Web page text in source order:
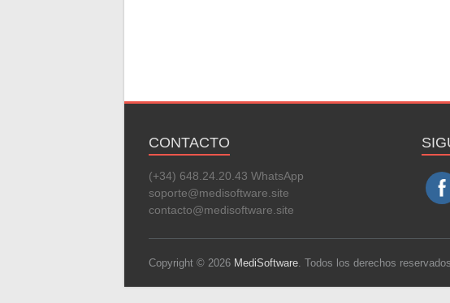
CONTACTO
(+34) 648.24.20.43 WhatsApp
soporte@medisoftware.site
contacto@medisoftware.site
Copyright © 2026 MediSoftware. Todos los derechos